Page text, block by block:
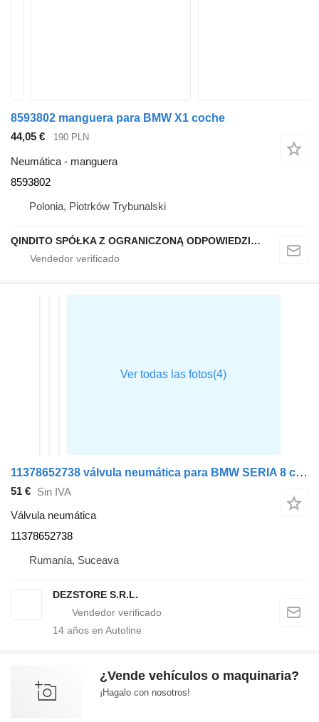
8593802 manguera para BMW X1 coche
44,05 €
190 PLN
Neumática - manguera
8593802
Polonia, Piotrków Trybunalski
QINDITO SPÓŁKA Z OGRANICZONĄ ODPOWIEDZIALNOŚCIĄ
11378652738 válvula neumática para BMW SERIA 8 coche
51 € Sin IVA
Válvula neumática
11378652738
Rumanía, Suceava
DEZSTORE S.R.L.
14 años en Autoline
¿Vende vehículos o maquinaria?
¡Hagalo con nosotros!